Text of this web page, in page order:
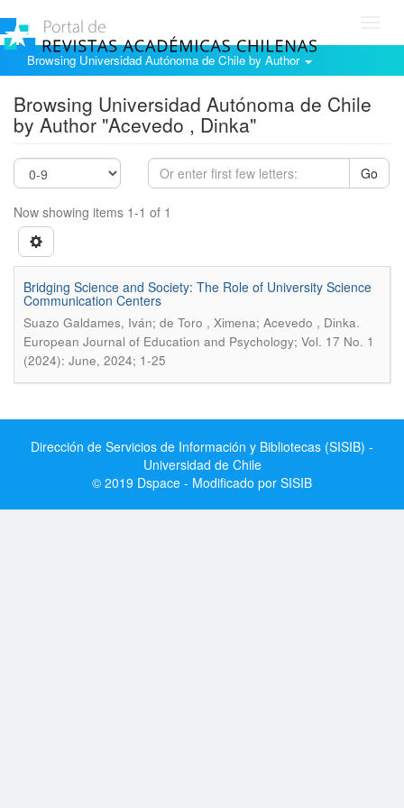
Browsing Universidad Autónoma de Chile by Author
Browsing Universidad Autónoma de Chile
by Author "Acevedo , Dinka"
Go
Now showing items 1-1 of 1
Bridging Science and Society: The Role of University Science
Communication Centers
Suazo Galdames, Iván; de Toro , Ximena; Acevedo , Dinka.
European Journal of Education and Psychology; Vol. 17 No. 1
(2024): June, 2024; 1-25
Dirección de Servicios de Información y Bibliotecas (SISIB) -
Universidad de Chile
© 2019 Dspace - Modificado por SISIB